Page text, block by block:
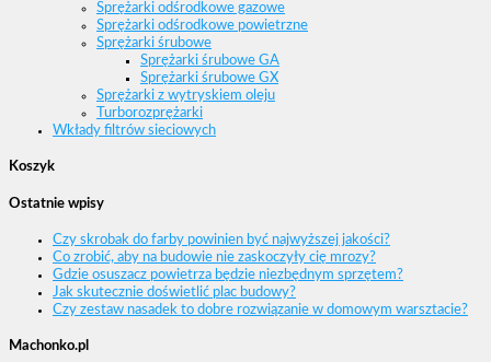
Sprężarki odśrodkowe gazowe
Sprężarki odśrodkowe powietrzne
Sprężarki śrubowe
Sprężarki śrubowe GA
Sprężarki śrubowe GX
Sprężarki z wytryskiem oleju
Turborozprężarki
Wkłady filtrów sieciowych
Koszyk
Ostatnie wpisy
Czy skrobak do farby powinien być najwyższej jakości?
Co zrobić, aby na budowie nie zaskoczyły cię mrozy?
Gdzie osuszacz powietrza będzie niezbędnym sprzętem?
Jak skutecznie doświetlić plac budowy?
Czy zestaw nasadek to dobre rozwiązanie w domowym warsztacie?
Machonko.pl